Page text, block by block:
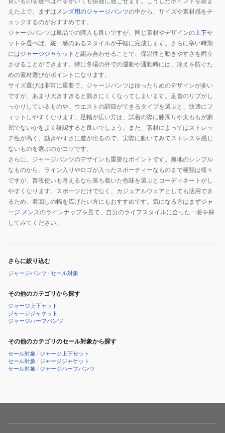
えた上で、まずは メンズ用のジャージパンツの中から、サイズや素材感をチ
ェックするのがおすすめです。
ジャージパンツは単品での購入も良いですが、同じ素材やデザインの上下セ
ット を選べば、統一感のあるスタイルが手軽に完成します。さらに寒い時期
にはジャージジャケット と組み合わせることで、保温性と動きやすさを両立
させることができます。特に冬場の外での運動や通勤時には、冷えを防ぐた
めの素材選びがポイントになります。
サイズ選びは非常に重要で、ジャージパンツはゆったりめのデザインが多い
ですが、あまり大きすぎると動きにくくなってしまいます。足首のリブがし
っかりしているものや、ウエストの調節ができるタイプを選ぶと、快適にフ
ィットしやすくなります。足幅が広い方は、試着の際に膝周りや太ももが窮
屈でないかをよく確認すると良いでしょう。また、素材によってはストレッ
チ性が高く、動きやすさに差が出るので、実際に動いてみてストレスを感じ
ないものを選ぶのがコツです。
さらに、ジャージパンツのデザインも重要なポイントです。無地のシンプル
なものから、ライン入りやロゴが入ったスポーティーなものまで種類は様々
ですが、普段使いも考えるなら落ち着いた色味を選ぶとコーディネートがし
やすくなります。スポーツだけでなく、カジュアルウェアとしても活用でき
るため、着回しの幅を広げたい方にもおすすめです。気になる方はまずジャ
ージ メンズのラインナップを見て、自分のライフスタイルに合った一着を探
してみてください。
さらに絞り込む
ジャージパンツ /セール対象
その他のカテゴリから探す
ジャージ上下セット
ジャージジャケット
ジャージハーフパンツ
その他のカテゴリのセール対象から探す
セール対象 / ジャージ上下セット
セール対象 / ジャージジャケット
セール対象 / ジャージハーフパンツ